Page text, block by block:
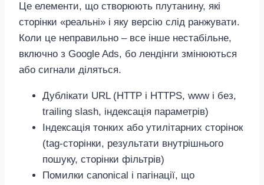
Це елементи, що створюють плутанину, які
сторінки «реальні» і яку версію слід ранжувати.
Коли це неправильно – все інше нестабільне,
включно з Google Ads, бо лендінги змінюються
або сигнали діляться.
Дублікати URL (HTTP і HTTPS, www і без,
trailing slash, індексація параметрів)
Індексація тонких або утилітарних сторінок
(tag‑сторінки, результати внутрішнього
пошуку, сторінки фільтрів)
Помилки canonical і пагінації, що